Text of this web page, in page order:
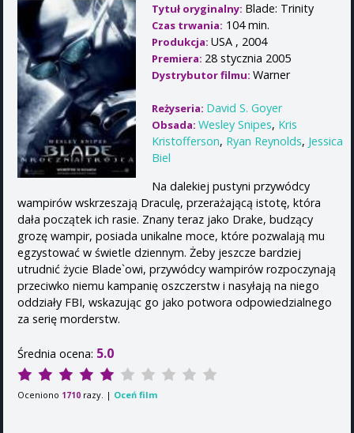
Tytuł oryginalny: Blade: Trinity
Czas trwania: 104 min.
Produkcja: USA , 2004
Premiera: 28 stycznia 2005
Dystrybutor filmu: Warner
Reżyseria: David S. Goyer
Obsada: Wesley Snipes, Kris
Kristofferson, Ryan Reynolds, Jessica
Biel
Na dalekiej pustyni przywódcy
wampirów wskrzeszają Draculę, przerażającą istotę, która
dała początek ich rasie. Znany teraz jako Drake, budzący
grozę wampir, posiada unikalne moce, które pozwalają mu
egzystować w świetle dziennym. Żeby jeszcze bardziej
utrudnić życie Blade`owi, przywódcy wampirów rozpoczynają
przeciwko niemu kampanię oszczerstw i nasyłają na niego
oddziały FBI, wskazując go jako potwora odpowiedzialnego
za serię morderstw.
Średnia ocena: 5.0
Oceniono 1710 razy. | Oceń film